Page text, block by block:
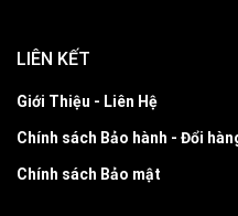
LIÊN KẾT
Giới Thiệu - Liên Hệ
Chính sách Bảo hành - Đổi
Chính sách Bảo mật